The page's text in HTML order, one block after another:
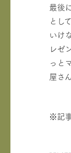
最後
とし
いけ
レゼ
っと
屋さ
※記